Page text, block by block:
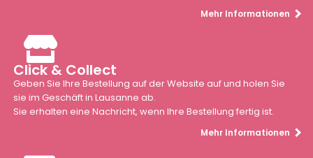
Mehr Informationen
Click & Collect
Geben Sie Ihre Bestellung auf der Website auf und holen Sie
sie im Geschäft in Lausanne ab.
Sie erhalten eine Nachricht, wenn Ihre Bestellung fertig ist.
Mehr Informationen